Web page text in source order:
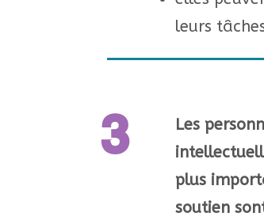
leurs
3
Les
plus
soutien